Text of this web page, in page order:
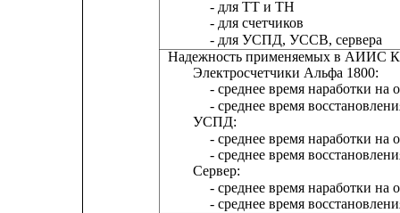
- для ТТ и ТН
- для счетчиков
- для УСПД, УССВ, сервера
Надежность применяемых в АИИС
Электросчетчики Альфа 1800:
- среднее время наработки на
- среднее время
УСПД:
- среднее время наработки на
- среднее время
Сервер:
- среднее время наработки на
- среднее время